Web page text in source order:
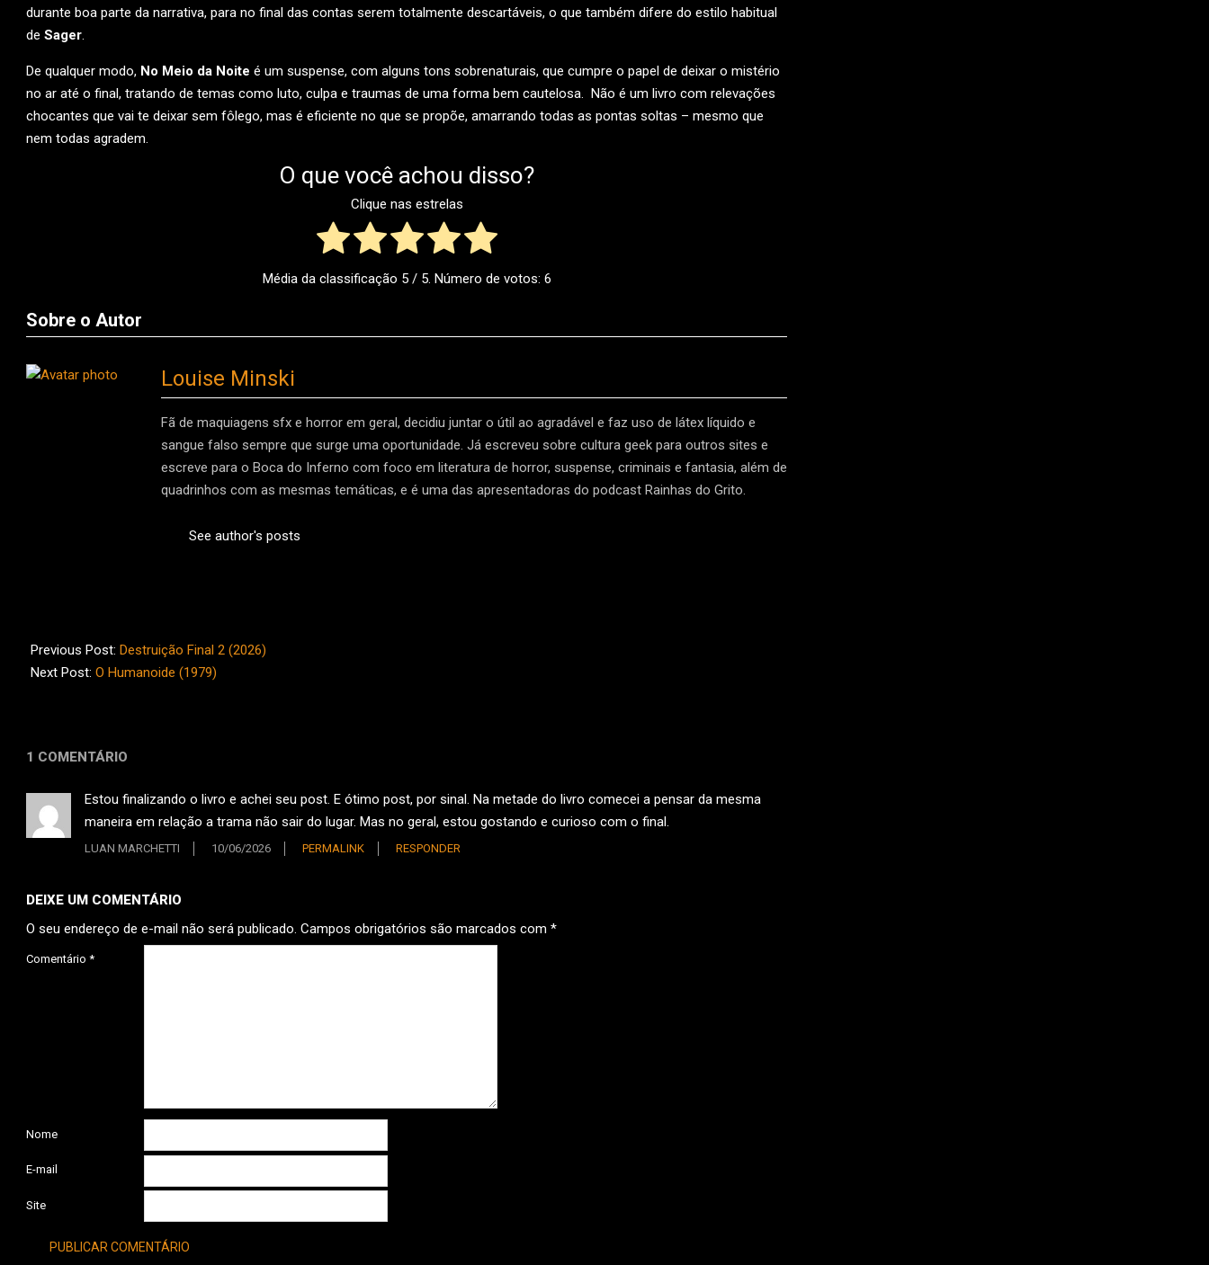
durante boa parte da narrativa, para no final das contas serem totalmente descartáveis, o que também difere do estilo habitual
de Sager.
De qualquer modo, No Meio da Noite é um suspense, com alguns tons sobrenaturais, que cumpre o papel de deixar o mistério
no ar até o final, tratando de temas como luto, culpa e traumas de uma forma bem cautelosa. Não é um livro com relevações
chocantes que vai te deixar sem fôlego, mas é eficiente no que se propõe, amarrando todas as pontas soltas – mesmo que
nem todas agradem.
O que você achou disso?
Clique nas estrelas
Média da classificação 5/ 5. Número de votos: 6
Sobre o Autor
Louise Minski
Fã de maquiagens sfx e horror em geral, decidiu juntar o útil ao agradável e faz uso de látex líquido e
sangue falso sempre que surge uma oportunidade. Já escreveu sobre cultura geek para outros sites e
escreve para o Boca do Inferno com foco em literatura de horror, suspense, criminais e fantasia, além de
quadrinhos com as mesmas temáticas, e é uma das apresentadoras do podcast Rainhas do Grito.
See author's posts
02-
10
Previous Post: Destruição Final 2 (2026)
Next Post: O Humanoide (1979)
1 COMENTÁRIO
Estou finalizando o livro e achei seu post. E ótimo post, por sinal. Na metade do livro comecei a pensar da mesma
maneira em relação a trama não sair do lugar. Mas no geral, estou gostando e curioso com o final.
LUAN MARCHETTI 10/06/2026 PERMALINK RESPONDER
DEIXE UM COMENTÁRIO
O seu endereço de e-mail não será publicado. Campos obrigatórios são marcados com *
Comentário *
Nome
E-mail
Site